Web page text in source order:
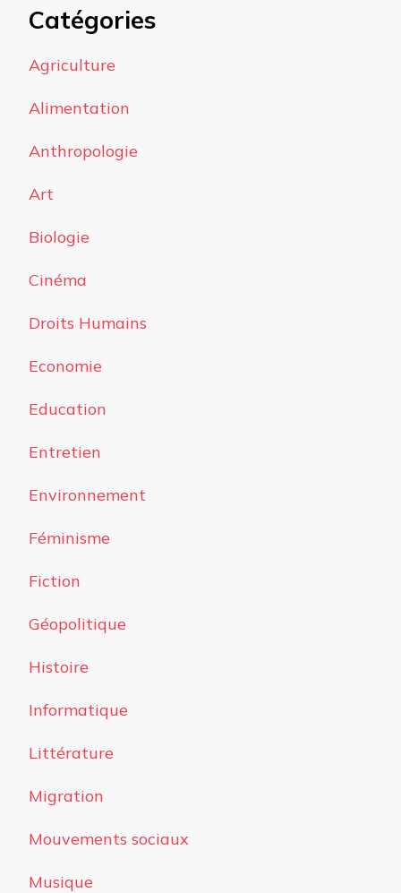
Catégories
Agriculture
Alimentation
Anthropologie
Art
Biologie
Cinéma
Droits Humains
Economie
Education
Entretien
Environnement
Féminisme
Fiction
Géopolitique
Histoire
Informatique
Littérature
Migration
Mouvements sociaux
Musique